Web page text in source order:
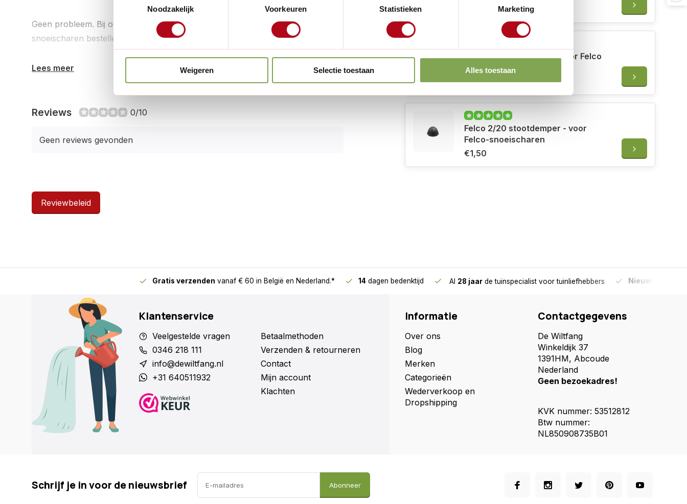
Noodzakelijk
Voorkeuren Statistieken Marketing
Weigeren Selectie toestaan Alles toestaan
Geen probleem. Bij ons kan je verschillende onderdelen voor de meeste Felco-
snoeischaren bestellen. Ook dit kleine ringetje.
Lees meer
Reviews 0/10
Geen reviews gevonden
Reviewbeleid
Felco 2/18 stootblokje - voor Felco
snoeischaren
€1,00
Felco 2/20 stootdemper - voor
Felco-snoeischaren
€1,50
Gratis verzenden vanaf € 60 in België en Nederland.* 14 dagen bedenktijd Al 28 jaar de tuinspecialist voor tuinliefhebbers Nieuw:
Klantenservice
Veelgestelde vragen
0346 218 111
info@dewiltfang.nl
+31 640511932
Betaalmethoden
Verzenden & retourneren
Contact
Mijn account
Klachten
Informatie
Over ons
Blog
Merken
Categorieën
Wederverkoop en
Dropshipping
Contactgegevens
De Wiltfang
Winkeldijk 37
1391HM, Abcoude
Nederland
Geen bezoekadres!
KVK nummer: 53512812
Btw nummer:
NL850908735B01
Schrijf je in voor de nieuwsbrief Abonneer